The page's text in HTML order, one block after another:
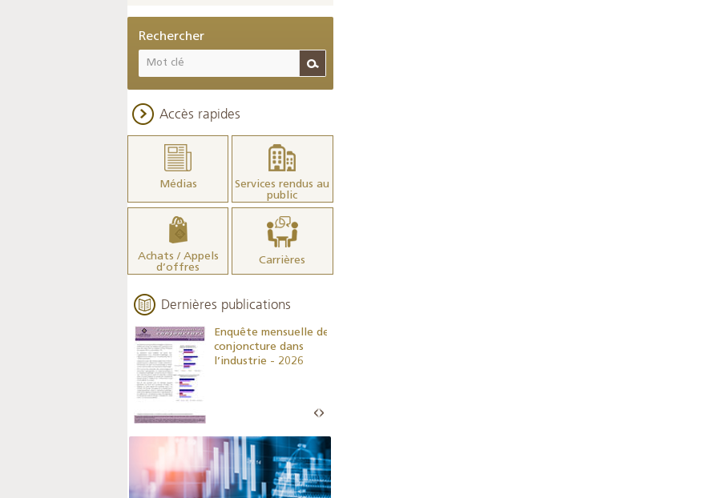
Rechercher
Accès rapides
Médias
Services rendus au
public
Achats / Appels
d’offres
Carrières
Dernières publications
Enquête mensuelle de
conjoncture dans
l’industrie - 2026